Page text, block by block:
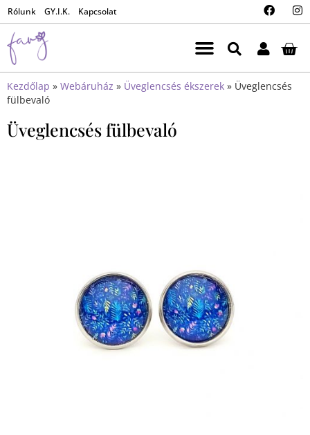
Rólunk GY.I.K. Kapcsolat
Kezdőlap » Webáruház » Üveglencsés ékszerek » Üveglencsés
fülbevaló
Üveglencsés fülbevaló